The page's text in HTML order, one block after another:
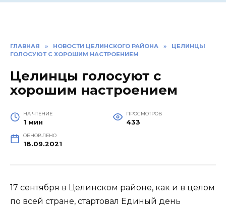
ГЛАВНАЯ » НОВОСТИ ЦЕЛИНСКОГО РАЙОНА »
ЦЕЛИНЦЫ
ГОЛОСУЮТ С ХОРОШИМ НАСТРОЕНИЕМ
Целинцы голосуют с
хорошим настроением
НА ЧТЕНИЕ
1 мин
ПРОСМОТРОВ
433
ОБНОВЛЕНО
18.09.2021
17 сентября в Целинском районе, как и в целом
по всей стране, стартовал Единый день